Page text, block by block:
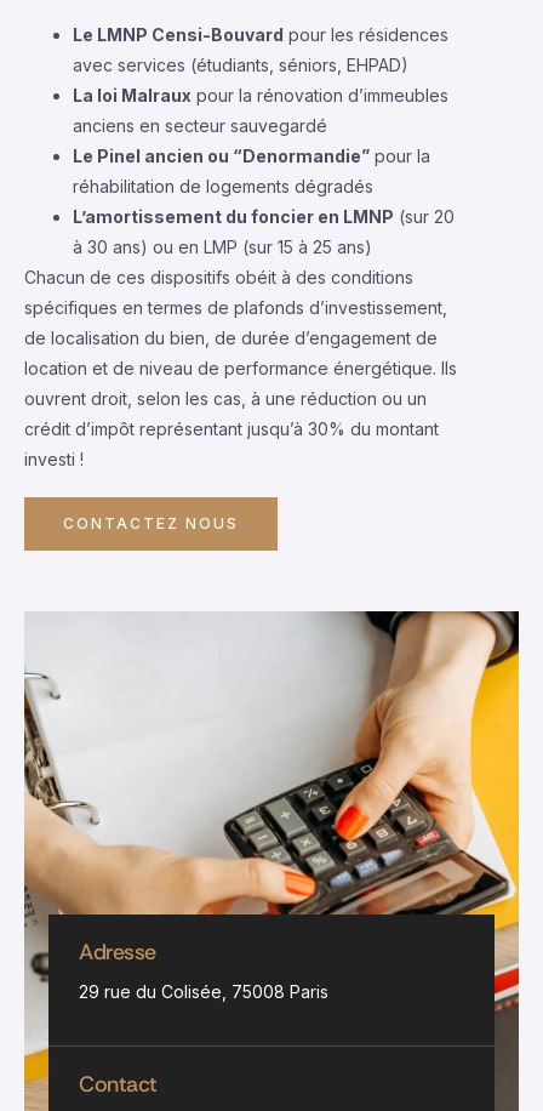
Adresse
29 rue du Colisée, 75008 Paris
Contact
Le LMNP Censi-Bouvard pour les résidences
avec services (étudiants, séniors, EHPAD)
La loi Malraux pour la rénovation d’immeubles
anciens en secteur sauvegardé
Le Pinel ancien ou “Denormandie” pour la
réhabilitation de logements dégradés
L’amortissement du foncier en LMNP (sur 20
à 30 ans) ou en LMP (sur 15 à 25 ans)
Chacun de ces dispositifs obéit à des conditions
spécifiques en termes de plafonds d’investissement,
de localisation du bien, de durée d’engagement de
location et de niveau de performance énergétique. Ils
ouvrent droit, selon les cas, à une réduction ou un
crédit d’impôt représentant jusqu’à 30% du montant
investi !
CONTACTEZ NOUS